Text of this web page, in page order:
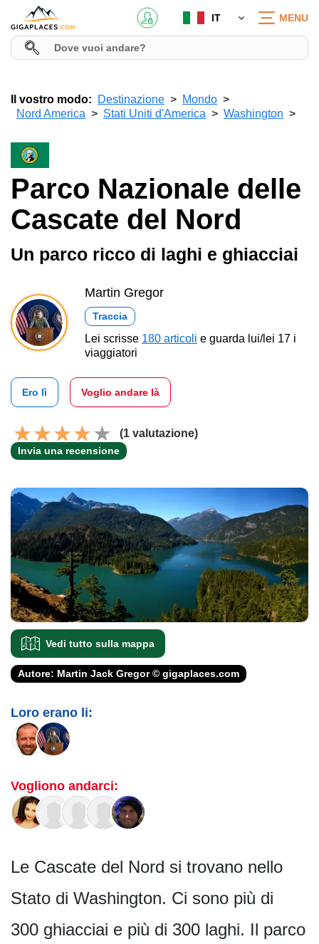
IT MENU
Il vostro modo: Destinazione
Mondo
Nord America
Stati Uniti d'America Washington
Parco Nazionale delle
Cascate del Nord
Un parco ricco di laghi e ghiacciai
Martin Gregor
Traccia
Lei scrisse 180 articoli e guarda lui/lei 17 i
viaggiatori
Ero lì Voglio andare là
(1 valutazione)
Invia una recensione
Vedi tutto sulla mappa
Autore: Martin Jack Gregor © gigaplaces.com
Loro erano li:
Vogliono andarci:
Le Cascate del Nord si trovano nello
Stato di Washington. Ci sono più di
300 ghiacciai e più di 300 laghi. Il parco